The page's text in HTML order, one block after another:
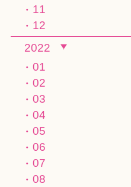
11
12
2022
01
02
03
04
05
06
07
08